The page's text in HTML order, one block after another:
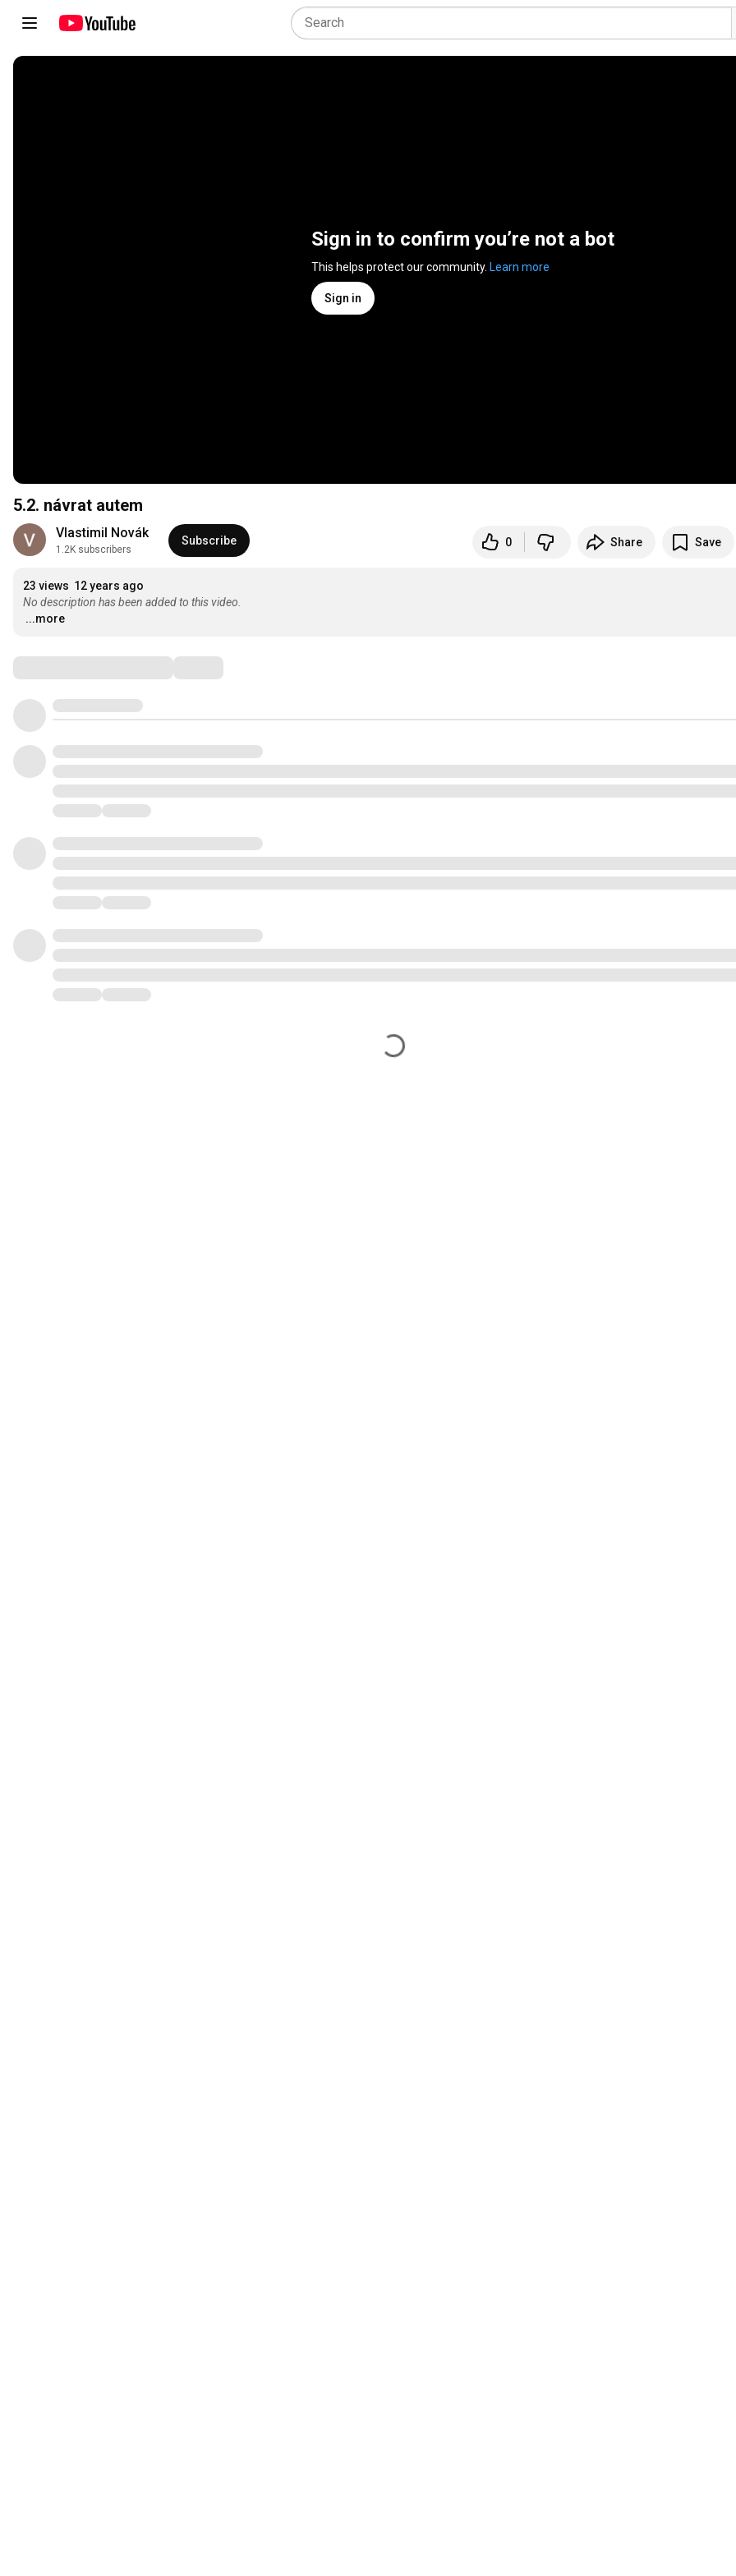
Sign in to confirm you’re not a bot
This helps protect our community. Learn more
Sign in
5.2. návrat autem
Vlastimil Novák
1.2K subscribers
Subscribe 0 Share Save
23 views 12 years ago
No description has been added to this video.
...more